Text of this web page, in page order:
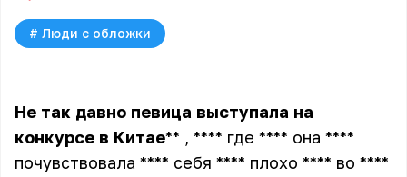
# Люди с обложки
Не так давно певица выступала на
конкурсе в Китае** , **** где **** она ****
почувствовала **** себя **** плохо **** во ****